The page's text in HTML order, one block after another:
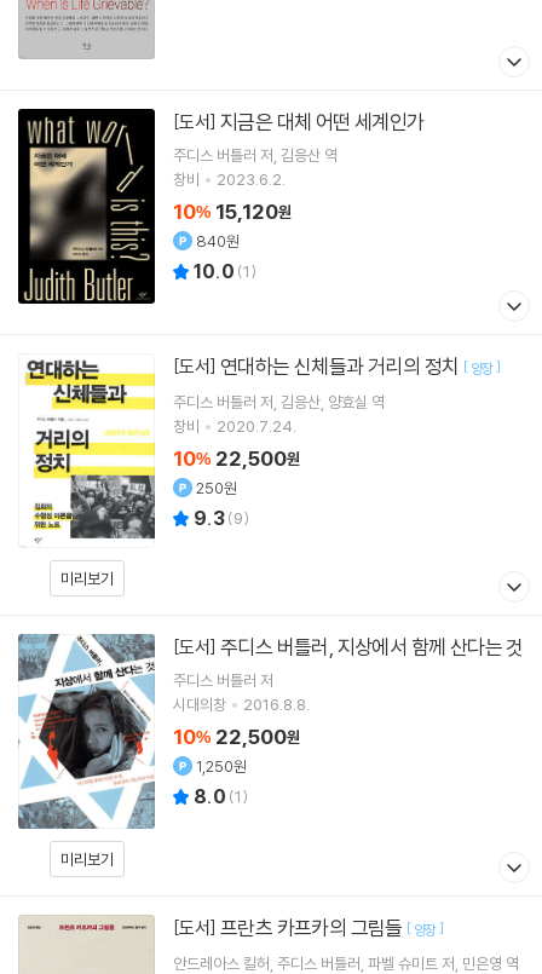
[도서] 지금은 대체 어떤 세계인가
주디스 버틀러 저 김응산 역
창비
2023.6.2.
10% 15,120원
840원
10.0 (1)
미리보기
[도서] 연대하는 신체들과 거리의 정치 [ 양장]
주디스 버틀러 저 김응산 양효실 역
창비
2020.7.24.
10% 22,500원
250원
9.3(9)
미리보기
[도서] 주디스 버틀러, 지상에서 함께 산다는 것
주디스 버틀러 저
시대의창
2016.8.8.
10% 22,500원
1,250원
8.0 (1)
[도서] 프란츠 카프카의 그림들 [ 양장]
안드레아스 킬허 주디스 버틀러 파벨 슈미트 저 민은영 역